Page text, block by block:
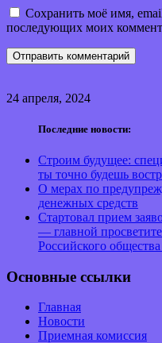
Сохранить моё имя,
последующих моих
24 апреля, 2024
Последние новости:
Строим будущее:
ты точно будешь
О мерах по
денежных средств
Стартовал прием
— главной
Российского
Основные ссылки
Главная
Новости
Приемная комиссия